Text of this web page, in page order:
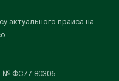
актуального прайса на
№ ФС77-80306